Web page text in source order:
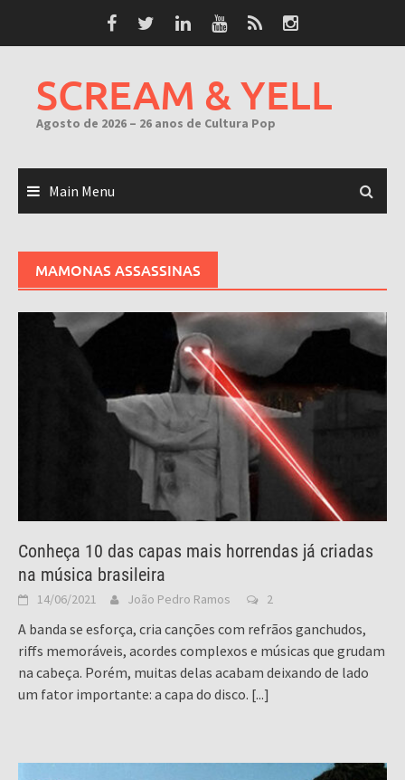
SCREAM & YELL
Agosto de 2026 – 26 anos de Cultura Pop
Main Menu
MAMONAS ASSASSINAS
Conheça 10 das capas mais horrendas já criadas
na música brasileira
14/06/2021 João Pedro Ramos 2
A banda se esforça, cria canções com refrãos ganchudos,
riffs memoráveis, acordes complexos e músicas que grudam
na cabeça. Porém, muitas delas acabam deixando de lado
um fator importante: a capa do disco. [...]